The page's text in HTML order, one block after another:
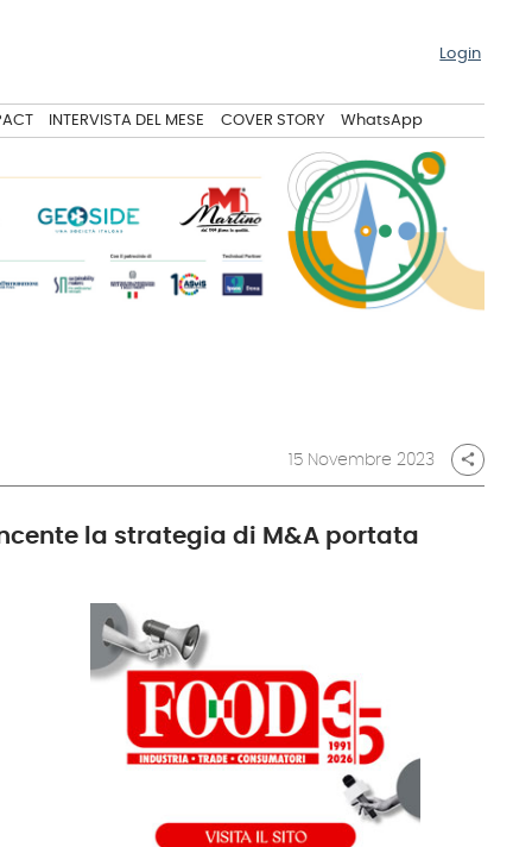
Login
INTERVISTA DEL MESE COVER STORY WhatsApp
15 Novembre 2023 share
la strategia di M&A portata